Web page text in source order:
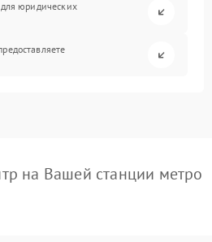
юридических
на Вашей станции метро